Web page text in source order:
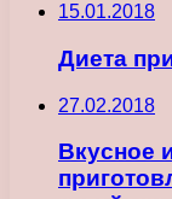
15.01.2018
Диета
27.02.2018
Вкусное